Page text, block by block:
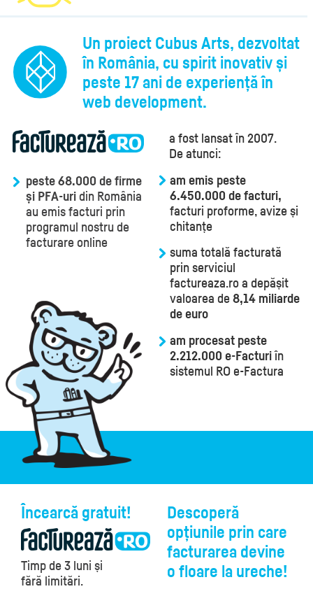
Un proiect Cubus Arts, dezvoltat
în România, cu spirit inovativ și
peste 17 ani de experiență în
web development.
peste 68.000 de firme
și PFA-uri din România
au emis facturi prin
programul nostru de
facturare online
a fost lansat în 2007.
De atunci:
am emis peste
6.450.000 de facturi,
facturi proforme, avize și
chitanțe
suma totală facturată
prin serviciul
factureaza.ro a depășit
valoarea de8,14 miliarde
de euro
am procesat peste
2.212.000e-Facturiîn
sistemul RO e-Factura
Încearcă gratuit!
Timp de 3 luni și
fără limitări.
Descoperă
opțiunile prin care
facturarea devine
o floare la ureche!